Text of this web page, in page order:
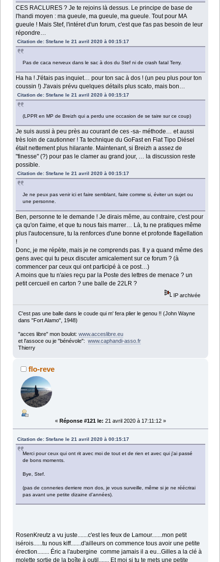
CES RACLURES ? Je te rejoins là dessus. Le principe de base de
l'handi moyen : ma gueule, ma gueule, ma gueule. Tout pour MA
gueule ! Mais Stef, l'intéret d'un forum, c'est que t'as pas besoin de leur
répondre…
Citation de: Stefane le 21 avril 2020 à 00:15:17
Pas de caca nerveux dans le sac à dos du Stef ni de crash fatal Terry.
Ha ha ! J'étais pas inquiet… pour ton sac à dos ! (un peu plus pour ton
coussin !) J'avais prévu quelques détails plus scato, mais bon…
Citation de: Stefane le 21 avril 2020 à 00:15:17
(LPPR en MP de Breizh qui a perdu une occasion de se taire sur ce coup)
Je suis aussi à peu près au courant de ces -sa- méthode… et aussi
très loin de cautionner ! Ta technique du GoFast en Fiat Tipo Diésel
était nettement plus hilarante. Maintenant, si Breizh a assez de
"finesse" (?) pour pas le clamer au grand jour, … la discussion reste
possible.
Citation de: Stefane le 21 avril 2020 à 00:15:17
Je ne peux pas venir ici et faire semblant, faire comme si, éviter un sujet ou
une personne.
Ben, personne te le demande ! Je dirais même, au contraire, c'est pour
ça qu'on t'aime, et que tu nous fais marrer… Là, tu ne pratiques même
plus l'autocensure, tu la renforces d'une bonne et profonde flagellation
!
Donc, je me répète, mais je ne comprends pas. Il y a quand même des
gens avec qui tu peux discuter amicalement sur ce forum ? (à
commencer par ceux qui ont participé à ce post…)
A moins que tu n'aies reçu par la Poste des lettres de menace ? un
petit cercueil en carton ? une balle de 22LR ?
IP archivée
C'est pas une balle dans le coude qui m' fera plier le genou !! (John Wayne
dans "Fort Alamo", 1948)
"acces libre" mon boulot: www.acceslibre.eu
et l'assoce ou je "bénévole": www.caphandi-asso.fr
Thierry
flo-reve
« Réponse #121 le: 21 avril 2020 à 17:11:12 »
Citation de: Stefane le 21 avril 2020 à 00:15:17
Merci pour ceux qui ont rit avec moi de tout et de rien et avec qui j'ai passé
de bons moments.
Bye, Stef.
(pas de conneries derriere mon dos, je vous surveille, même si je ne réécrirai
pas avant une petite dizaine d'années).
RosenKreutz a vu juste.......c'est les feux de Lamour.......mon petit
isérois......tu nous kiff.......d'ailleurs on commence tous avoir une petite
érection........ Éric a l'aubergine comme jamais il a eu...Gilles a la clé à
molette sortie de la boîte à outil....... Et moi si tu te mets une petite